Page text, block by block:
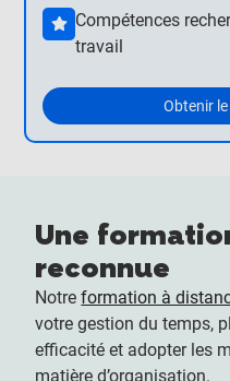
Compétences
travail
Obtenir
Une
reconnue
Notreformation à
votre gestion du temps,
efficacité et adopter les
matière d’organisation.